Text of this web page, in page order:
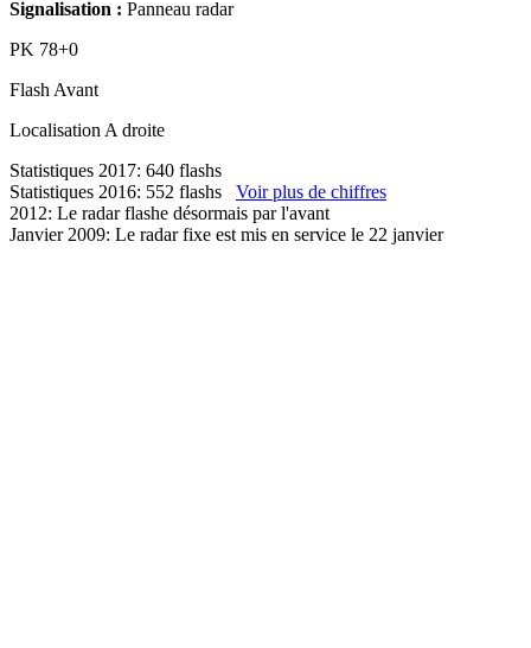
Signalisation : Panneau radar
PK 78+0
Flash Avant
Localisation A droite
Statistiques 2017: 640 flashs
Statistiques 2016: 552 flashs Voir plus de chiffres
2012: Le radar flashe désormais par l'avant
Janvier 2009: Le radar fixe est mis en service le 22 janvier